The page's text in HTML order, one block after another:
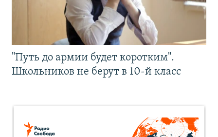
"Путь до армии будет коротким".
Школьников не берут в 10-й класс